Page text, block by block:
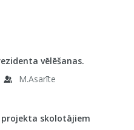
vēlēšanas.
M.Asarīte
projekta skolotājiem